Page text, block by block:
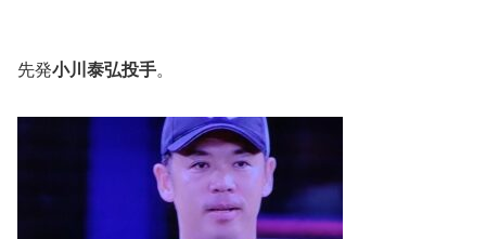
先発小川泰弘投手。